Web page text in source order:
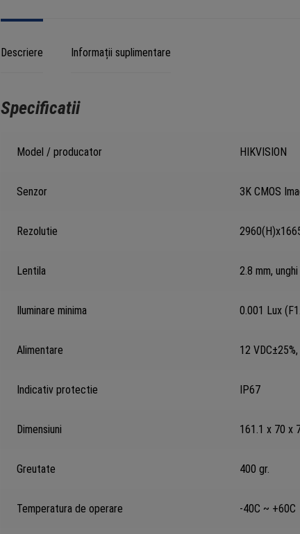
Descriere Informații suplimentare
Specificatii
Model / producator HIKVISION
Senzor 3K CMOS
Rezolutie
Lentila 2.8 mm,
Iluminare minima 0.001 Lux
Alimentare 12
Indicativ protectie IP67
Dimensiuni 161.1 x 70 x
Greutate 400 gr.
Temperatura de operare -40C ~ +60C